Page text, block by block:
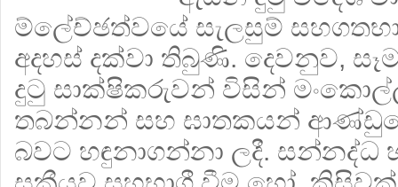
ම්ලේච්ඡත්වයේ සැලසුම්
අදහස් දක්වා තිබුණි. දෙවනුව,
දුටු සාක්ෂිකරුවන් විසින්
තබන්නන් සහ ඝාතකයන්
බවට හඳුනාගන්නා ලදී. සන්නද්ධ